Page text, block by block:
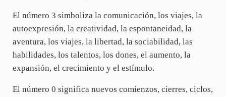
El número 3 simboliza la comunicación, los viajes, la
autoexpresión, la creatividad, la espontaneidad, la
aventura, los viajes, la libertad, la sociabilidad, las
habilidades, los talentos, los dones, el aumento, la
expansión, el crecimiento y el estímulo.
El número 0 significa nuevos comienzos, cierres, ciclos,